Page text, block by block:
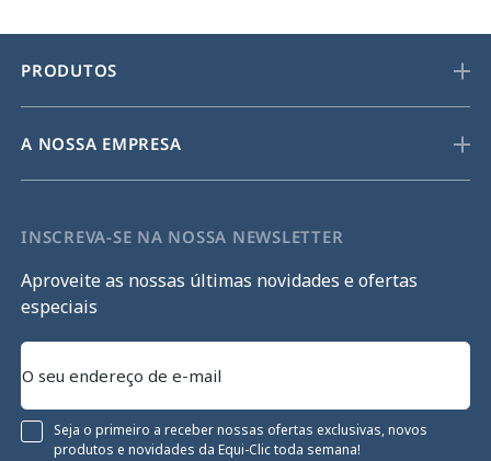
PRODUTOS
A NOSSA EMPRESA
INSCREVA-SE NA NOSSA NEWSLETTER
Aproveite as nossas últimas novidades e ofertas
especiais
Seja o primeiro a receber nossas ofertas exclusivas, novos
produtos e novidades da Equi-Clic toda semana!